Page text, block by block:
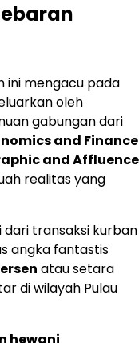
ini mengacu pada
oleh
gabungan dari
and Finance
and Affluence
realitas yang
transaksi kurban
angka fantastis
atau setara
di wilayah Pulau